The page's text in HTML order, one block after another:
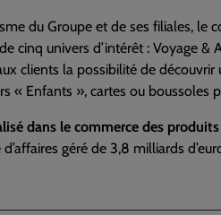
du Groupe et de ses filiales, le
cinq univers d’intérêt : Voyage &
clients la possibilité de
« Enfants », cartes ou boussoles
dans le commerce des
géré de 3,8 milliards